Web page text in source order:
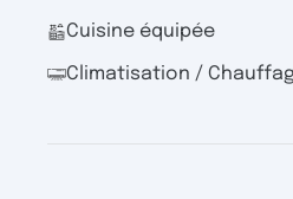
Cuisine équipée
Climatisation /